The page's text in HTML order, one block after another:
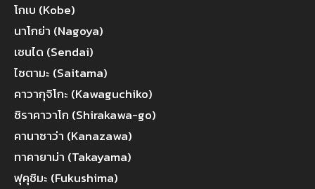
โกเบ (Kobe)
นาโกย่า (Nagoya)
เซนได (Sendai)
ไซตามะ (Saitama)
คาวากุจิโกะ (Kawaguchiko)
ชิราคาวาโก (Shirakawa-go)
คานาซาว่า (Kanazawa)
ทาคายาม่า (Takayama)
ฟุคุชิมะ (Fukushima)